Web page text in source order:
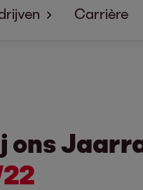
Carrière
ons